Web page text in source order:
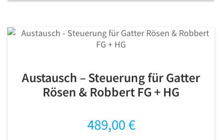
Austausch – Steuerung für Gatter
Rösen & Robbert FG + HG
489,00€